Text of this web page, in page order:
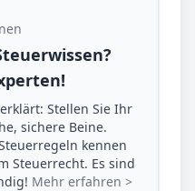
Stellen Sie Ihr
sichere Beine.
kennen
Steuerrecht. Es sind
Mehr erfahren >